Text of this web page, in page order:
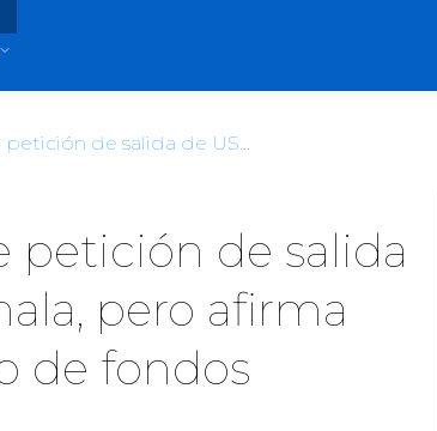
Minex no aclara sobre petición de salida de USAID de Guatemala, pero afirma que negocian destino de fondos
petición de salida
pero afirma
de fondos